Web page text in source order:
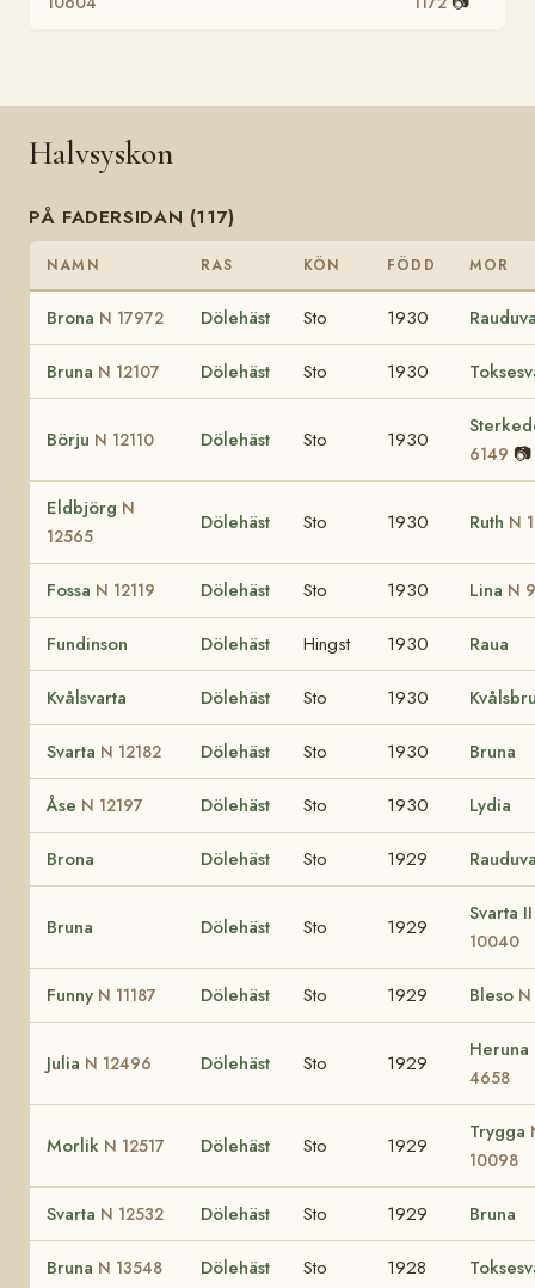
Halvsyskon
PÅ FADERSIDAN (117)
NAMN RAS KÖN FÖDD MOR
Brona N 17972 Dölehäst Sto 1930
Bruna N 12107 Dölehäst Sto 1930
Börju N 12110 Dölehäst Sto 1930
6149 📷
Eldbjörg N
12565
Dölehäst Sto 1930 Ruth N
Fossa N 12119 Dölehäst Sto 1930 Lina N
Fundinson Dölehäst Hingst 1930 Raua
Kvålsvarta Dölehäst Sto 1930
Svarta N 12182 Dölehäst Sto 1930 Bruna
Åse N 12197 Dölehäst Sto 1930 Lydia
Brona Dölehäst Sto 1929
Bruna Dölehäst Sto 1929
Svarta
10040
Funny N 11187 Dölehäst Sto 1929 Bleso
Julia N 12496 Dölehäst Sto 1929
Heruna
4658
Morlik N 12517 Dölehäst Sto 1929
Trygga
10098
Svarta N 12532 Dölehäst Sto 1929 Bruna
Bruna N 13548 Dölehäst Sto 1928